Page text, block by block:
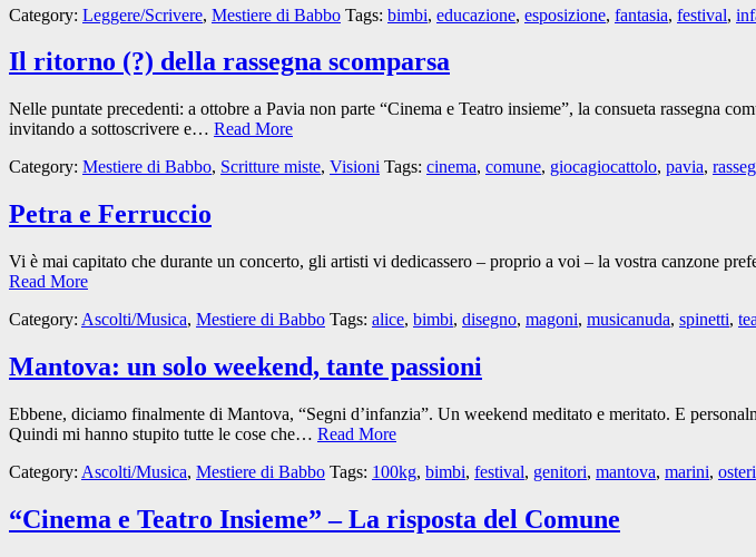
Category: Leggere/Scrivere, Mestiere di Babbo Tags: bimbi, educazione, esposizione, fantasia, festival,
Il ritorno (?) della rassegna scomparsa
Nelle puntate precedenti: a ottobre a Pavia non parte “Cinema e Teatro insieme”, la consueta rassegna
invitando a sottoscrivere e… Read More
Category: Mestiere di Babbo, Scritture miste, Visioni Tags: cinema, comune, giocagiocattolo, pavia,
Petra e Ferruccio
Vi è mai capitato che durante un concerto, gli artisti vi dedicassero – proprio a voi – la vostra canzone
Read More
Category: Ascolti/Musica, Mestiere di Babbo Tags: alice, bimbi, disegno, magoni, musicanuda, spinetti,
Mantova: un solo weekend, tante passioni
Ebbene, diciamo finalmente di Mantova, “Segni d’infanzia”. Un weekend meditato e meritato. E
Quindi mi hanno stupito tutte le cose che… Read More
Category: Ascolti/Musica, Mestiere di Babbo Tags: 100kg, bimbi, festival, genitori, mantova, marini,
“Cinema e Teatro Insieme” – La risposta del Comune